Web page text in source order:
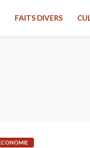
FAITS DIVERS